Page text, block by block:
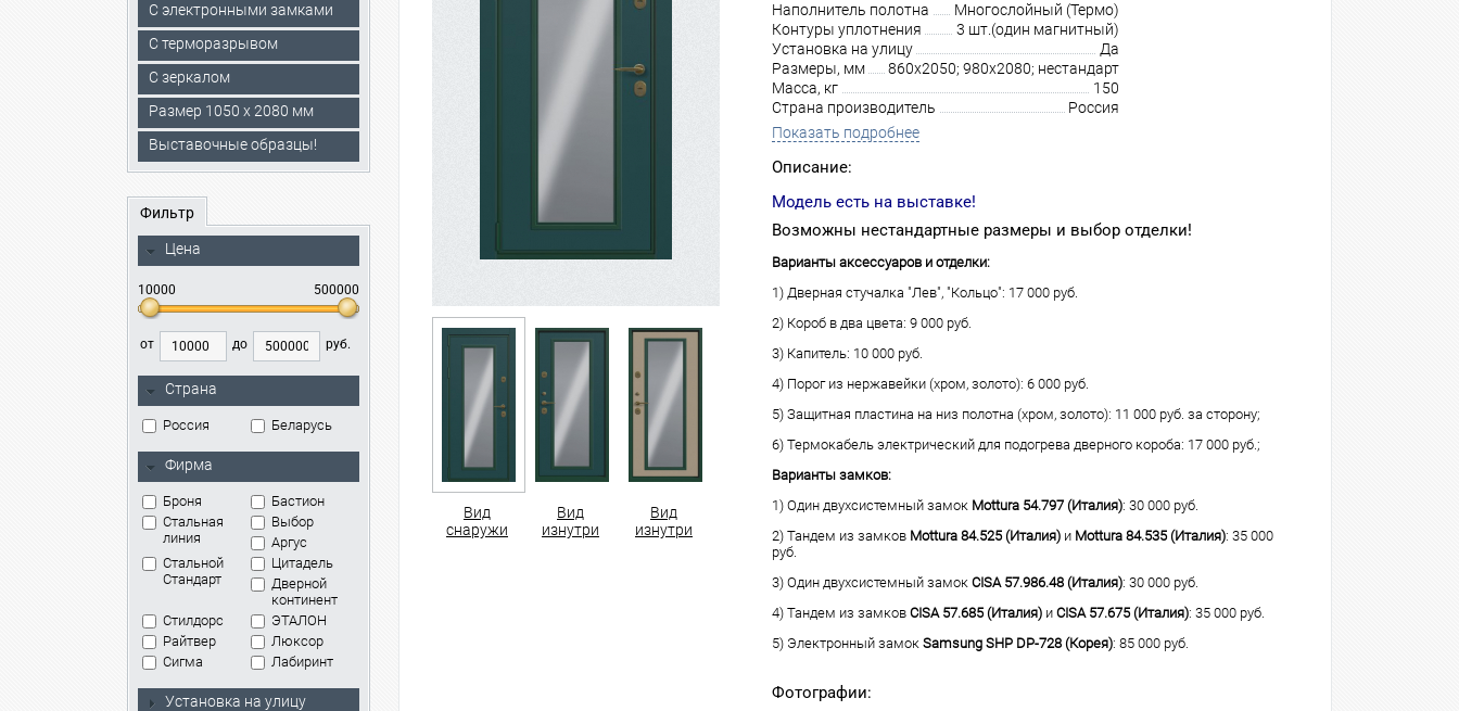
C электронными замками
С терморазрывом
С зеркалом
Размер 1050 х 2080 мм
Выставочные образцы!
Фильтр
Цена
10000 500000
от до руб.
Страна
Россия Беларусь
Фирма
Броня
Бастион
Стальная
линия
Выбор
Аргус
Стальной
Стандарт
Цитадель
Дверной
континент
Стилдорс
ЭТАЛОН
Райтвер
Люксор
Сигма
Лабиринт
Установка на улицу
Вид
снаружи
Вид
изнутри
Вид
изнутри
Наполнитель полотна
Многослойный (Термо)
Контуры уплотнения
3 шт.(один магнитный)
Установка на улицу
Да
Размеры, мм
860х2050; 980х2080; нестандарт
Масса, кг
150
Страна производитель
Россия
Показать подробнее
Описание:
Модель есть на выставке!
Возможны нестандартные размеры и выбор отделки!
Варианты аксессуаров и отделки:
1) Дверная стучалка "Лев", "Кольцо": 17 000 руб.
2) Короб в два цвета: 9 000 руб.
3) Капитель: 10 000 руб.
4) Порог из нержавейки (хром, золото): 6 000 руб.
5) Защитная пластина на низ полотна (хром, золото): 11 000 руб. за сторону;
6) Термокабель электрический для подогрева дверного короба: 17 000 руб.;
Варианты замков:
1) Один двухсистемный замок Mottura 54.797 (Италия): 30 000 руб.
2) Тандем из замков Mottura 84.525 (Италия) и Mottura 84.535 (Италия): 35 000
руб.
3) Один двухсистемный замок CISA 57.986.48 (Италия): 30 000 руб.
4) Тандем из замков CISA 57.685 (Италия) и CISA 57.675 (Италия): 35 000 руб.
5) Электронный замок Samsung SHP DP-728 (Корея): 85 000 руб.
Фотографии: